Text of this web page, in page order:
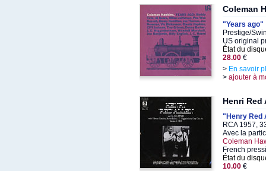
Coleman
"Years ago"
Prestige/
US original
État du
28.00 €
> En savoir
> ajouter à
Henri Red
"Henry Red
RCA 1957,
Avec la
Coleman
French
État du
10.00 €